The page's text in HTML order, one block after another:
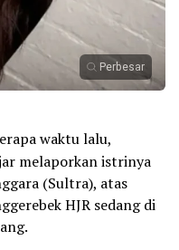
Perbesar
waktu lalu,
melaporkan istrinya
(Sultra), atas
HJR sedang di